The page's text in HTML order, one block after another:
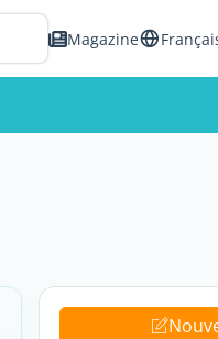
Magazine